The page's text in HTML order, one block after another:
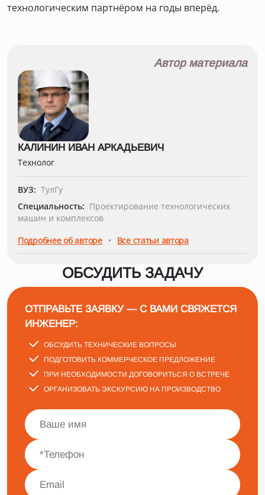
технологическим партнёром на годы вперёд.
Автор материала
КАЛИНИН ИВАН АРКАДЬЕВИЧ
Технолог
ВУЗ: ТулГу
Специальность: Проектирование технологических
машин и комплексов
Подробнее об авторе • Все статьи автора
ОБСУДИТЬ ЗАДАЧУ
ОТПРАВЬТЕ ЗАЯВКУ — С ВАМИ СВЯЖЕТСЯ
ИНЖЕНЕР:
ОБСУДИТЬ ТЕХНИЧЕСКИЕ ВОПРОСЫ
ПОДГОТОВИТЬ КОММЕРЧЕСКОЕ ПРЕДЛОЖЕНИЕ
ПРИ НЕОБХОДИМОСТИ ДОГОВОРИТЬСЯ О ВСТРЕЧЕ
ОРГАНИЗОВАТЬ ЭКСКУРСИЮ НА ПРОИЗВОДСТВО